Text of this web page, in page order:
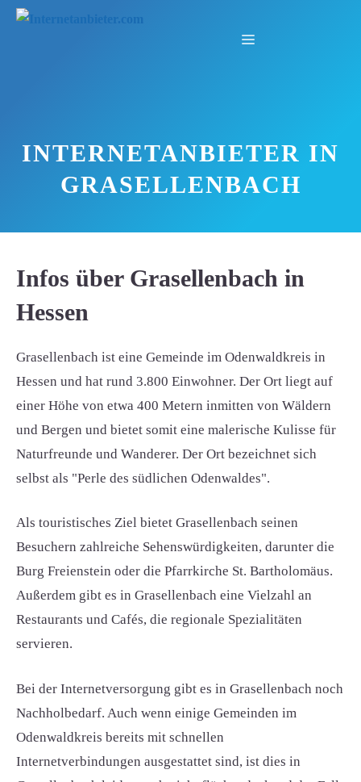
Zum
Menü
INTERNETANBIETER IN
GRASELLENBACH
Infos über Grasellenbach in
Hessen
Grasellenbach ist eine Gemeinde im Odenwaldkreis in
Hessen und hat rund 3.800 Einwohner. Der Ort liegt auf
einer Höhe von etwa 400 Metern inmitten von Wäldern
und Bergen und bietet somit eine malerische Kulisse für
Naturfreunde und Wanderer. Der Ort bezeichnet sich
selbst als "Perle des südlichen Odenwaldes".
Als touristisches Ziel bietet Grasellenbach seinen
Besuchern zahlreiche Sehenswürdigkeiten, darunter die
Burg Freienstein oder die Pfarrkirche St. Bartholomäus.
Außerdem gibt es in Grasellenbach eine Vielzahl an
Restaurants und Cafés, die regionale Spezialitäten
servieren.
Bei der Internetversorgung gibt es in Grasellenbach noch
Nachholbedarf. Auch wenn einige Gemeinden im
Odenwaldkreis bereits mit schnellen
Internetverbindungen ausgestattet sind, ist dies in